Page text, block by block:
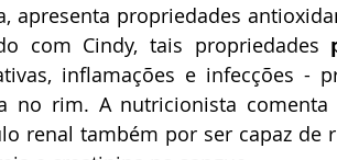
apresenta propriedades
com Cindy, tais propriedades
inflamações e infecções -
no rim. A nutricionista
renal também por ser capaz